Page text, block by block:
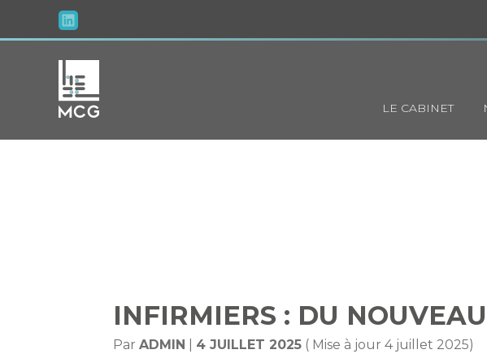
au
Principal
LE CABINET
INFIRMIERS : DU
ParADMIN 4 JUILLET 2025 ( Mise à jour 4 juillet 2025)